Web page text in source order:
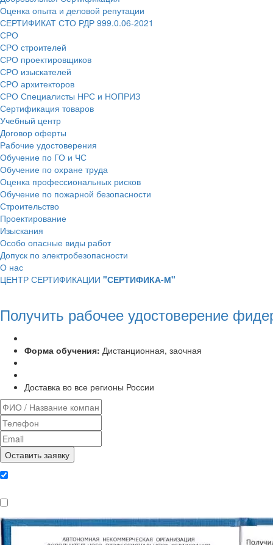
Оценка опыта и деловой репутации
СЕРТИФИКАТ СТО РДР 999.0.06-2021
СРО
СРО строителей
СРО проектировщиков
СРО изыскателей
СРО архитекторов
СРО Специалисты НРС и НОПРИЗ
Сертификация товаров
Учебный центр
Договор оферты
Рабочие удостоверения
Обучение по ГО и ЧС
Обучение по охране труда
Оценка профессиональных рисков
Обучение по пожарной безопасности
Строительство
Проектирование
Изыскания
Особо опасные виды работ
Допуск по электробезопасности
О нас
ЦЕНТР СЕРТИФИКАЦИИ "СЕРТИФИКА-М"
Получить рабочее удостоверение
Форма обучения: Дистанционная, заочная
Доставка во все регионы России